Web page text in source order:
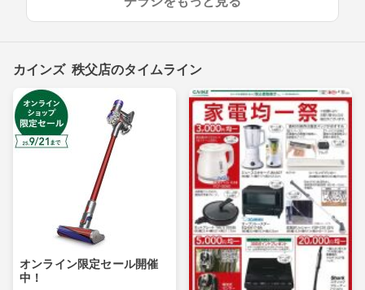
カインズ 秩父店のタイムライン
オンライン限定セール開催
中！